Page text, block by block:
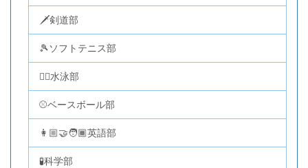
🗡剣道部
🎾ソフトテニス部
🏊‍♂️水泳部
⚾ベースボール部
👩🏼‍🤝‍🧑🏾英語部
🧪科学部